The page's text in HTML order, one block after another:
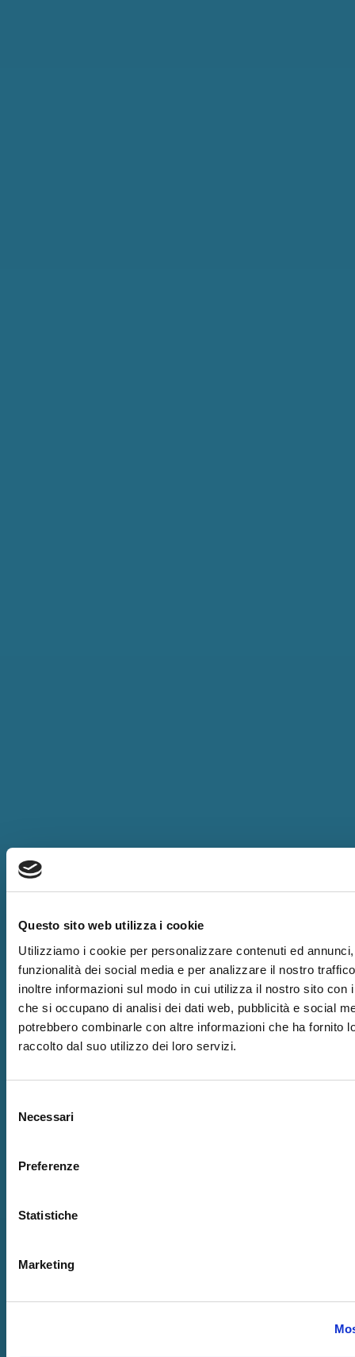
Questo sito web utilizza i cookie
Utilizziamo i cookie per personalizzare contenuti ed
funzionalità dei social media e per analizzare il nostro
inoltre informazioni sul modo in cui utilizza il nostro sito con
che si occupano di analisi dei dati web, pubblicità e social
potrebbero combinarle con altre informazioni che ha fornito
raccolto dal suo utilizzo dei loro servizi.
delNecessari
Preferenze
Statistiche
Marketing